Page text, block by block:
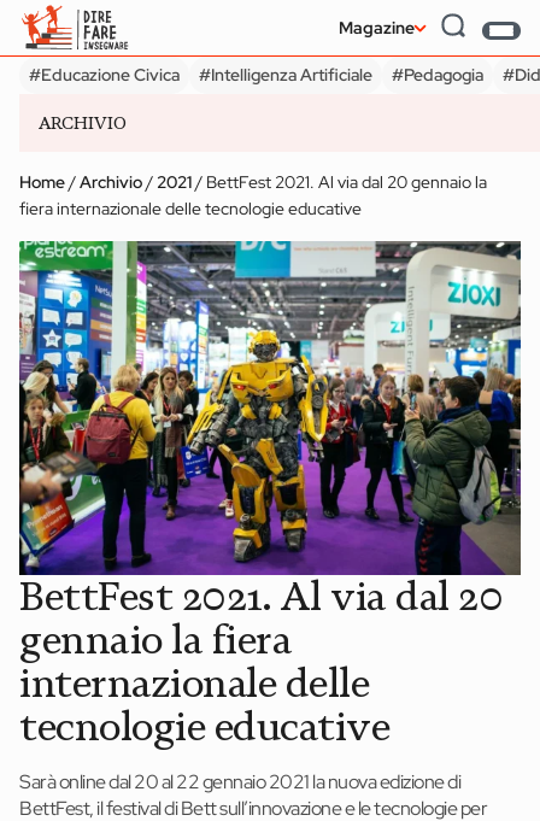
Magazine
Magazine
News ed eventi
Books
Webinar
Materiali didattici
INFANZIA
Udeskole: insegnare
e apprendere in
luoghi naturali
SECONDARIA II GRADO
Service
Cinque
per
#Educazione Civica #Intelligenza Artificiale #Pedagogia
ARCHIVIO
Home/Archivio/ 2021/ BettFest 2021. Al via dal 20 gennaio la
fiera internazionale delle tecnologie educative
BettFest 2021. Al via dal 20
gennaio la fiera
internazionale delle
tecnologie educative
Sarà online dal 20 al 22 gennaio 2021 la nuova edizione di
BettFest, il festival di Bett sull’innovazione e le tecnologie per